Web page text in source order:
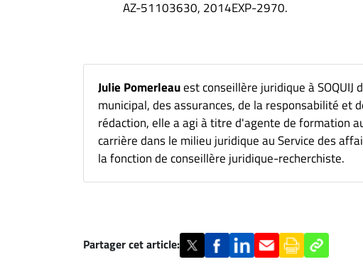
AZ-51103630, 2014EXP-2970.
Julie Pomerleauest conseillère juridique à
municipal, des assurances, de la responsabilité et
rédaction, elle a agi à titre d'agente de formation
carrière dans le milieu juridique au Service des
la fonction de conseillère juridique-recherchiste.
Partager cet article: